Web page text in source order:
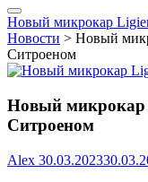
Новый микрокар
Новости > Новый
Ситроеном
Новый микрокар
Ситроеном
Alex 30.03.2023